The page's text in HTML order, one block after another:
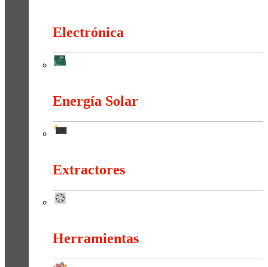
Electrónica
Energía Solar
Extractores
Herramientas